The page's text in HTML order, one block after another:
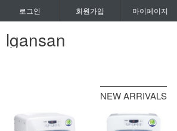
로그인 회원가입 마이페이지
lgansan
NEW ARRIVALS